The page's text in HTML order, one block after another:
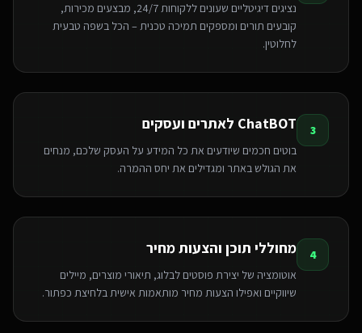
נציגים דיגיטליים שעונים ללקוחות 24/7, מבצעים מכירות,
קובעים תורים ומספקים תמיכה טכנית – הכל בשפה טבעית
לחלוטין.
3 ChatBOT לאתרים ועסקים
בוטים חכמים שיודעים את כל המידע על העסק שלכם, מנחים
את הגולש באתר ומגדילים את יחס ההמרה.
4 מחוללי תוכן והצעות מחיר
אוטומציה של יצירת פוסטים לבלוג, תיאורי מוצרים, מיילים
שיווקיים ואפילו הצעות מחיר מותאמות אישית בלחיצת כפתור.